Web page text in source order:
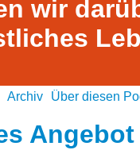
wir
Archiv Über diesen